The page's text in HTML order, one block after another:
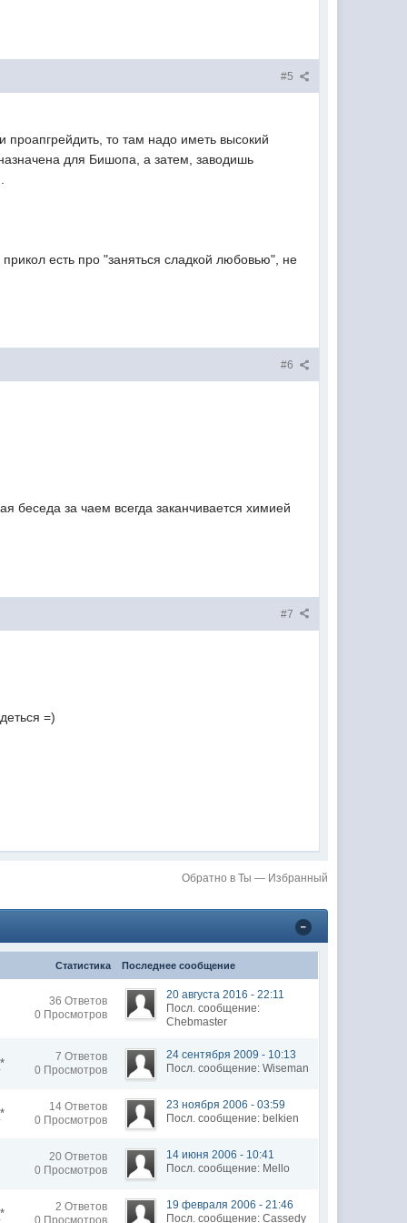
#5
то там надо иметь высокий
для Бишопа, а затем, заводишь
есть про "заняться сладкой любовью", не
#6
беседа за чаем всегда заканчивается химией
#7
=)
Обратно в Ты — Избранный
Статистика Последнее сообщение
36 Ответов
0 Просмотров
20 августа 2016 - 22:11
Посл. сообщение:
Chebmaster
7 Ответов
0 Просмотров
24 сентября 2009 - 10:13
Посл. сообщение: Wiseman
14 Ответов
0 Просмотров
23 ноября 2006 - 03:59
Посл. сообщение: belkien
20 Ответов
0 Просмотров
14 июня 2006 - 10:41
Посл. сообщение: Mello
2 Ответов
0 Просмотров
19 февраля 2006 - 21:46
Посл. сообщение: Cassedy